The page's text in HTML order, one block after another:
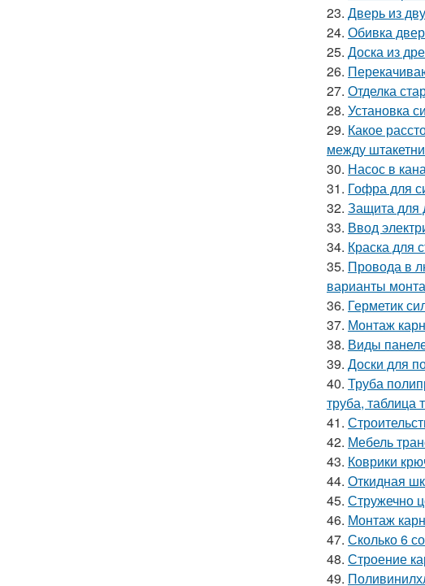
23. Дверь из
24. Обивка
25. Доска из
26.
27. Отделка
28. Установка
29. Какое
между
30. Насос в
31. Гофра для
32. Защита для
33. Ввод
34. Краска для
35. Провода в
варианты
36. Герметик
37. Монтаж
38. Виды
39. Доски для
40. Труба
труба, таблица
41.
42. Мебель
43. Коврики
44. Откидная
45. Стружечно
46. Монтаж
47. Сколько 6
48. Строение
49.